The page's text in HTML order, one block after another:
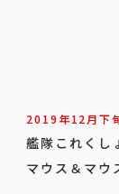
2019年12月下
艦隊これく
マウス＆マウ